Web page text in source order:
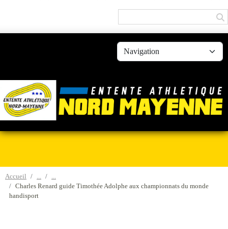
Accueil
Charles Renard guide Timothée Adolphe aux championnats du monde
handisport